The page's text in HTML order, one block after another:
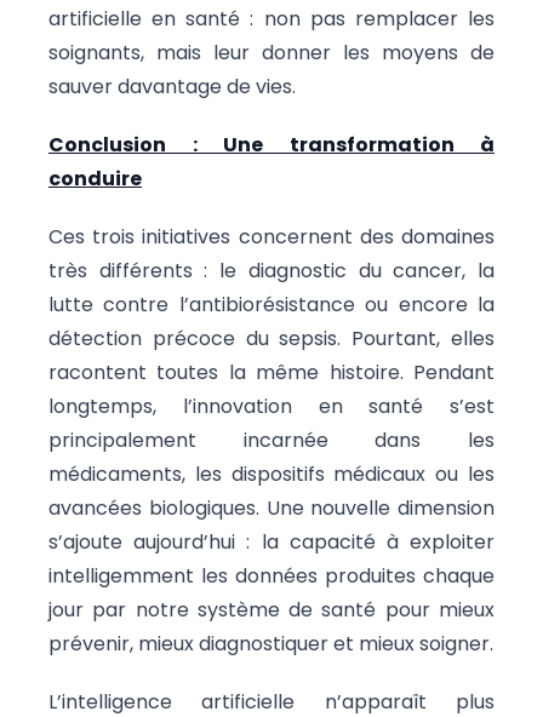
artificielle en santé : non pas remplacer les
soignants, mais leur donner les moyens de
sauver davantage de vies.
Conclusion : Une transformation à
conduire
Ces trois initiatives concernent des domaines
très différents : le diagnostic du cancer, la
lutte contre l’antibiorésistance ou encore la
détection précoce du sepsis. Pourtant, elles
racontent toutes la même histoire. Pendant
longtemps, l’innovation en santé s’est
principalement incarnée dans les
médicaments, les dispositifs médicaux ou les
avancées biologiques. Une nouvelle dimension
s’ajoute aujourd’hui : la capacité à exploiter
intelligemment les données produites chaque
jour par notre système de santé pour mieux
prévenir, mieux diagnostiquer et mieux soigner.
L’intelligence artificielle n’apparaît plus